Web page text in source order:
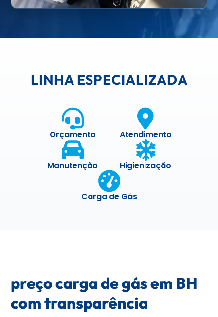
LINHA ESPECIALIZADA
Orçamento Atendimento
Manutenção Higienização
Carga de Gás
preço carga de gás em BH
com transparência